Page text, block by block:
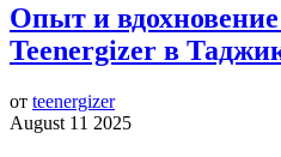
Опыт и
Teenergizer в
от teenergizer
August 11 2025